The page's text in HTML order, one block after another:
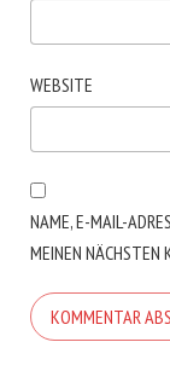
WEBSITE
NAME, E-MAIL-
MEINEN NÄCHSTEN